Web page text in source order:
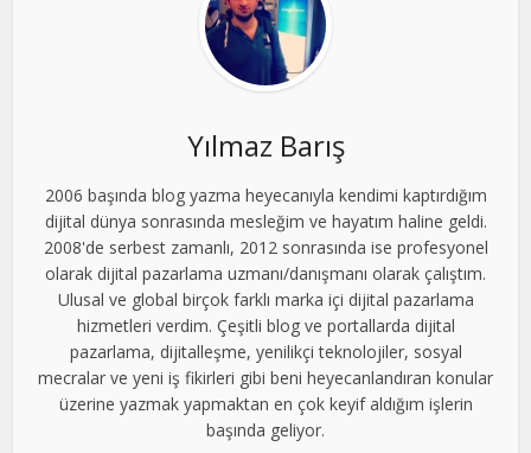
Yılmaz Barış
2006 başında blog yazma heyecanıyla kendimi kaptırdığım
dijital dünya sonrasında mesleğim ve hayatım haline geldi.
2008'de serbest zamanlı, 2012 sonrasında ise profesyonel
olarak dijital pazarlama uzmanı/danışmanı olarak çalıştım.
Ulusal ve global birçok farklı marka içi dijital pazarlama
hizmetleri verdim. Çeşitli blog ve portallarda dijital
pazarlama, dijitalleşme, yenilikçi teknolojiler, sosyal
mecralar ve yeni iş fikirleri gibi beni heyecanlandıran konular
üzerine yazmak yapmaktan en çok keyif aldığım işlerin
başında geliyor.